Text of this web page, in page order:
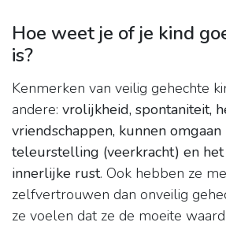
Hoe weet je of je kind
is?
Kenmerken van veilig gehechte
andere: vrolijkheid, spontaniteit,
vriendschappen, kunnen
teleurstelling (veerkracht) en
innerlijke rust. Ook hebben ze
zelfvertrouwen dan onveilig
ze voelen dat ze de moeite waard